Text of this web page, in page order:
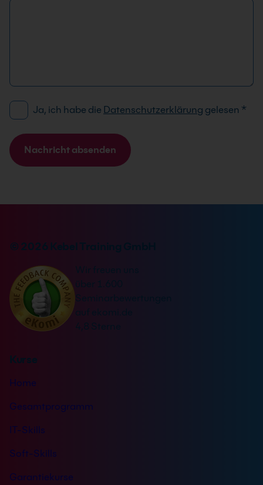
*
*
T
e
o
D
S
G
V
O
i
e
t
ä
n
i
*
Ja, ich habe die Datenschutzerklärung gelesen *
Nachricht absenden
n
i
e
© 2026 Kebel Training GmbH
Wir freuen uns
über 1.600
Seminarbewertungen
auf ekomi.de
4,8 Sterne
Kurse
Home
Gesamtprogramm
IT-Skills
Soft-Skills
Garantiekurse